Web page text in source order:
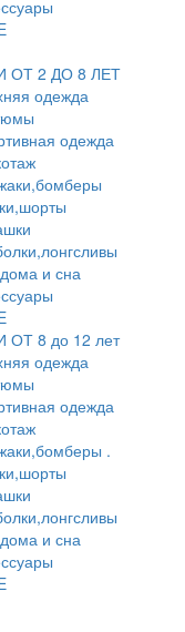
ОТ 2 ДО 8 ЛЕТ
одежда
одежда
и сна
ОТ 8 до 12 лет
одежда
одежда
.
и сна